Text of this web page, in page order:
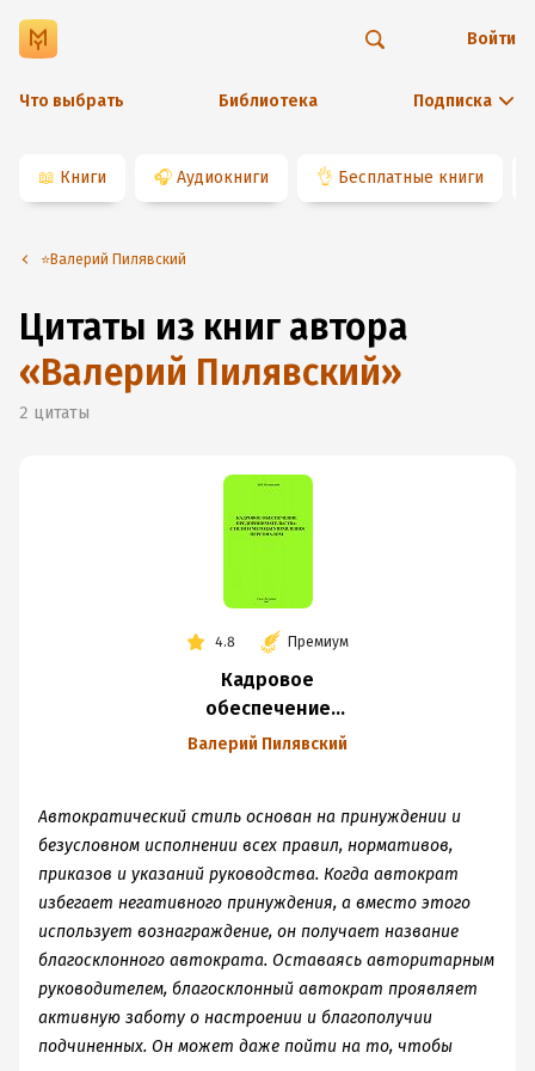
Что выбрать Библиотека Подписка
Войти
📖 Книги 🎧 Аудиокниги 👌 Бесплатные книги
⭐️Валерий Пилявский
Цитаты из книг автора
«Валерий Пилявский»
2 цитаты
4.8 Премиум
Кадровое
обеспечение
предпринимательства:
персоналом
Валерий Пилявский
Автократический стиль основан на принуждении и
безусловном исполнении всех правил, нормативов,
приказов и указаний руководства. Когда автократ
избегает негативного принуждения, а вместо этого
использует вознаграждение, он получает название
благосклонного автократа. Оставаясь авторитарным
руководителем, благосклонный автократ проявляет
активную заботу о настроении и благополучии
подчиненных. Он может даже пойти на то, чтобы